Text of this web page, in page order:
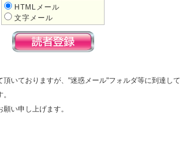
HTMLメール
文字メール
頂いておりますが、"迷惑メール"フォルダ等に到達して
い申し上げます。